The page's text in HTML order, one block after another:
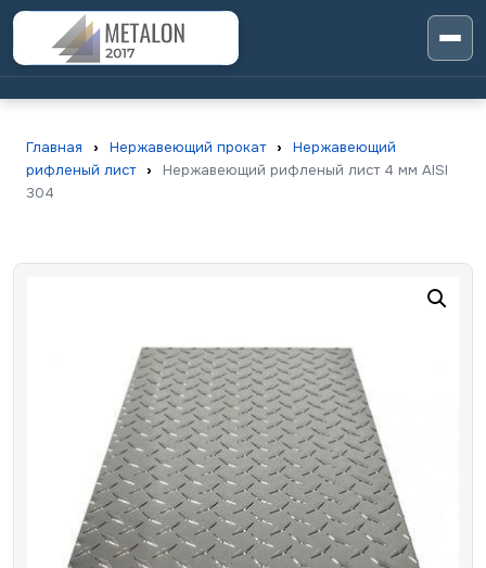
Главная › Нержавеющий прокат ›
Нержавеющий
рифленый лист ›
Нержавеющий рифленый лист 4 мм AISI
304